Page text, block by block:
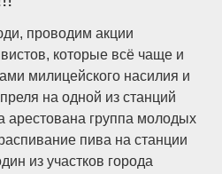
проводим акции
которые всё чаще и
милицейского насилия и
на одной из станций
арестована группа молодых
пива на станции
из участков города